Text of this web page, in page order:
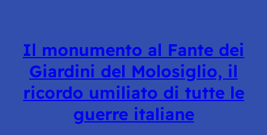
Il monumento al Fante dei
Giardini del Molosiglio, il
ricordo umiliato di tutte le
guerre italiane